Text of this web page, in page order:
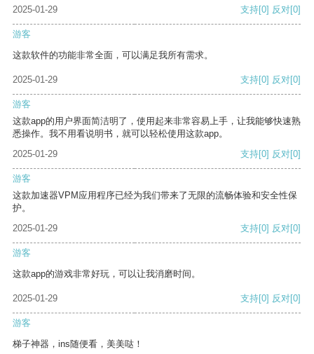
2025-01-29 支持[0] 反对[0]
游客
这款软件的功能非常全面，可以满足我所有需求。
2025-01-29 支持[0] 反对[0]
游客
这款app的用户界面简洁明了，使用起来非常容易上手，让我能够快速熟
悉操作。我不用看说明书，就可以轻松使用这款app。
2025-01-29
支持[0] 反对[0]
游客
这款加速器VPM应用程序已经为我们带来了无限的流畅体验和安全性保
护。
2025-01-29
支持[0] 反对[0]
游客
这款app的游戏非常好玩，可以让我消磨时间。
2025-01-29 支持[0] 反对[0]
游客
梯子神器，ins随便看，美美哒！